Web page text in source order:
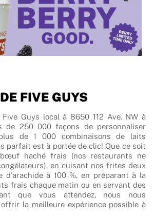
FIVE GUYS
Guys local à 8650 112 Ave. NW à
de 250 000 façons de personnaliser
de 1 000 combinaisons de laits
parfait est à portée de clic! Que ce soit
haché frais (nos restaurants ne
en cuisant nos frites deux
d'arachide à 100 %, en préparant à la
frais chaque matin ou en servant des
que vous attendez, nous nous
la meilleure expérience possible à